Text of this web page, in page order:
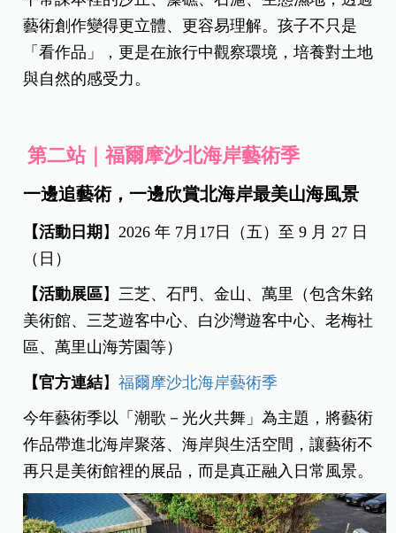
藝術創作變得更立體、更容易理解。孩子不只是
「看作品」，更是在旅行中觀察環境，培養對土地
與自然的感受力。
第二站｜福爾摩沙北海岸藝術季
一邊追藝術，一邊欣賞北海岸最美山海風景
【活動日期 】2026 年 7月17日（五）至 9 月 27 日
（日）
【活動展區】三芝、石門、金山、萬里（包含朱銘
美術館、三芝遊客中心、白沙灣遊客中心、老梅社
區、萬里山海芳園等）
【官方連結】福爾摩沙北海岸藝術季
今年藝術季以「潮歌－光火共舞」為主題，將藝術
作品帶進北海岸聚落、海岸與生活空間，讓藝術不
再只是美術館裡的展品，而是真正融入日常風景。